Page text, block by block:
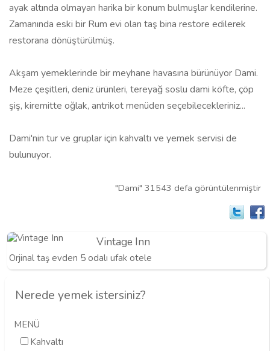
ayak altında olmayan harika bir konum bulmuşlar kendilerine.
Zamanında eski bir Rum evi olan taş bina restore edilerek
restorana dönüştürülmüş.
Akşam yemeklerinde bir meyhane havasına bürünüyor Dami.
Meze çeşitleri, deniz ürünleri, tereyağ soslu dami köfte, çöp
şiş, kiremitte oğlak, antrikot menüden seçebilecekleriniz...
Dami'nin tur ve gruplar için kahvaltı ve yemek servisi de
bulunuyor.
"Dami" 31543 defa görüntülenmiştir
Vintage Inn
Orjinal taş evden 5 odalı ufak otele
Nerede yemek istersiniz?
MENÜ
Kahvaltı